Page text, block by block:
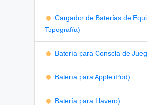
Cargador de Baterías de
Topografía)
Batería para Consola de
Batería para Apple iPod)
Batería para Llavero)